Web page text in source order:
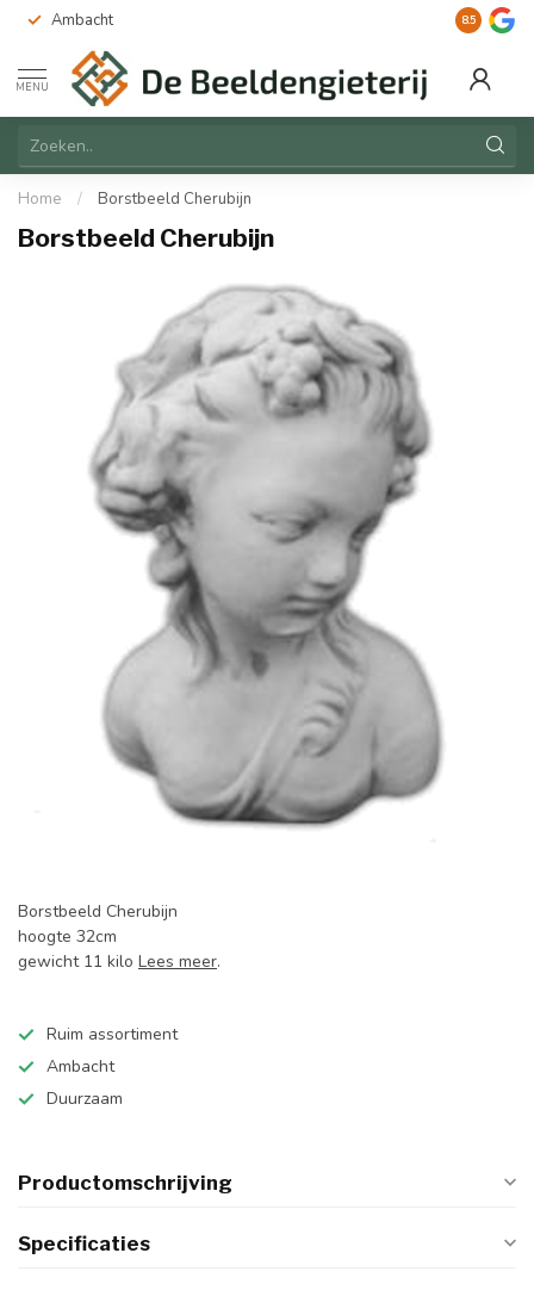
Ambacht Duurzaam
8.5
MENU
Home / Borstbeeld Cherubijn
Borstbeeld Cherubijn
Borstbeeld Cherubijn
hoogte 32cm
gewicht 11 kilo Lees meer.
Ruim assortiment
Ambacht
Duurzaam
Productomschrijving
Specificaties